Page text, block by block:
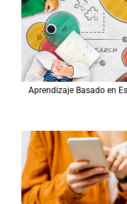
Aprendizaje Basado en